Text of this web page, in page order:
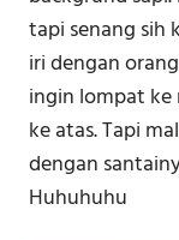
tapi senang sih
iri dengan
ingin lompat
ke atas. Tapi
dengan
Huhuhuhu